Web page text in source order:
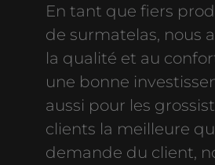
En tant que fiers
de surmatelas, nous
la qualité et au
une bonne
aussi pour les
clients la meilleure
demande du client,